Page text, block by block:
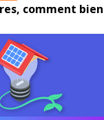
comment bien